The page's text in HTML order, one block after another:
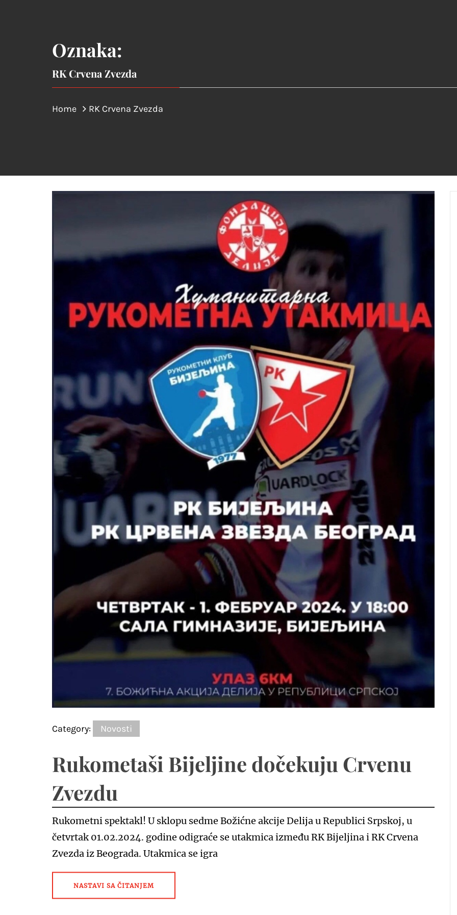
Oznaka:
RK Crvena Zvezda
Home RK Crvena Zvezda
Category: Novosti
Rukometaši Bijeljine dočekuju Crvenu
Zvezdu
Rukometni spektakl! U sklopu sedme Božićne akcije Delija u Republici Srpskoj, u
četvrtak 01.02.2024. godine odigraće se utakmica između RK Bijeljina i RK Crvena
Zvezda iz Beograda. Utakmica se igra
NASTAVI SA ČITANJEM